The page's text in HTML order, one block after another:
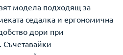
модела подходящ за
седалка и ергономична
дори при